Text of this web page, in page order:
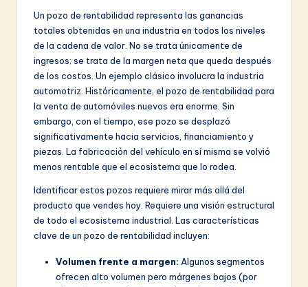
Un pozo de rentabilidad representa las ganancias
totales obtenidas en una industria en todos los niveles
de la cadena de valor. No se trata únicamente de
ingresos; se trata de la margen neta que queda después
de los costos. Un ejemplo clásico involucra la industria
automotriz. Históricamente, el pozo de rentabilidad para
la venta de automóviles nuevos era enorme. Sin
embargo, con el tiempo, ese pozo se desplazó
significativamente hacia servicios, financiamiento y
piezas. La fabricación del vehículo en sí misma se volvió
menos rentable que el ecosistema que lo rodea.
Identificar estos pozos requiere mirar más allá del
producto que vendes hoy. Requiere una visión estructural
de todo el ecosistema industrial. Las características
clave de un pozo de rentabilidad incluyen:
Volumen frente a margen: Algunos segmentos
ofrecen alto volumen pero márgenes bajos (por